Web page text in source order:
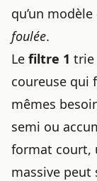
qu’un
foulée.
Le filtre 1 trie
coureuse qui
mêmes
semi ou
format court,
massive peut